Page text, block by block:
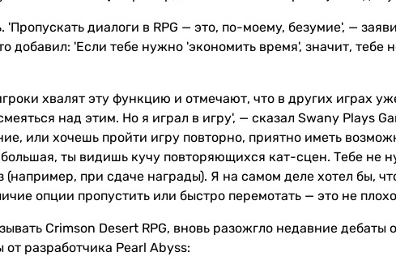
диалоги в RPG — это, по-моему, безумие', —
добавил: 'Если тебе нужно 'экономить время', значит, тебе
хвалят эту функцию и отмечают, что в других играх
над этим. Но я играл в игру', — сказал Swany Plays
или хочешь пройти игру повторно, приятно иметь
большая, ты видишь кучу повторяющихся кат-сцен. Тебе не
при сдаче награды). Я на самом деле хотел бы,
опции пропустить или быстро перемотать — это не
Crimson Desert RPG, вновь разожгло недавние дебаты
разработчика Pearl Abyss: